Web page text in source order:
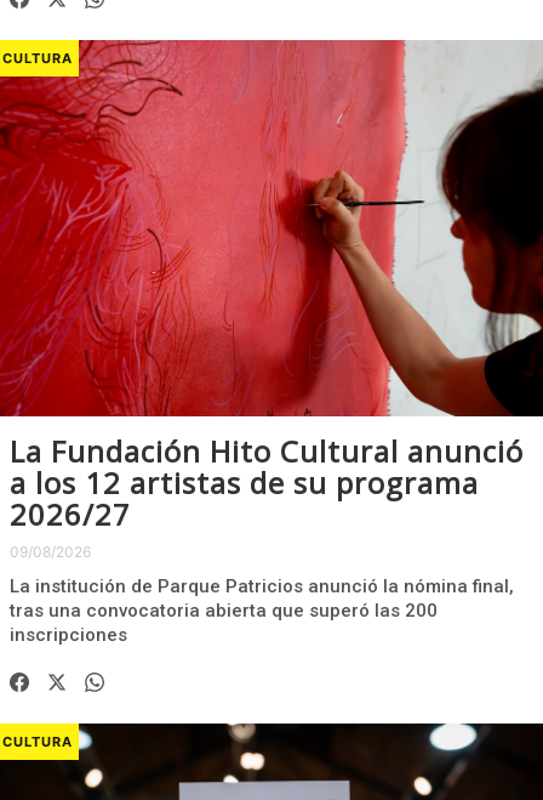
CULTURA
La Fundación Hito Cultural anunció
a los 12 artistas de su programa
2026/27
09/08/2026
La institución de Parque Patricios anunció la nómina final,
tras una convocatoria abierta que superó las 200
inscripciones
CULTURA